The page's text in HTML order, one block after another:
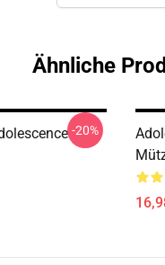
Ähnliche
-20%